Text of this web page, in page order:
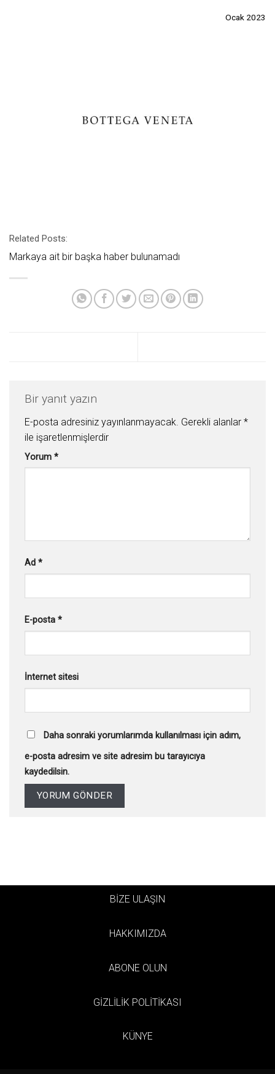
Ocak 2023
Related Posts:
Markaya ait bir başka haber bulunamadı
Bir yanıt yazın
E-posta adresiniz yayınlanmayacak. Gerekli alanlar *
ile işaretlenmişlerdir
Yorum *
Ad *
E-posta *
İnternet sitesi
Daha sonraki yorumlarımda kullanılması için adım,
e-posta adresim ve site adresim bu tarayıcıya
kaydedilsin.
BİZE ULAŞIN
HAKKIMIZDA
ABONE OLUN
GİZLİLİK POLİTİKASI
KÜNYE